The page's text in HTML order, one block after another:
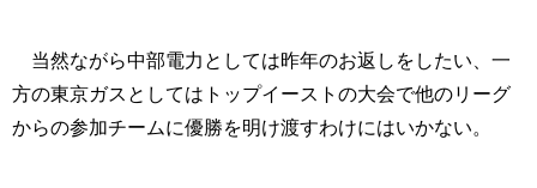
当然ながら中部電力としては昨年のお返しをしたい、一
方の東京ガスとしてはトップイーストの大会で他のリーグ
からの参加チームに優勝を明け渡すわけにはいかない。